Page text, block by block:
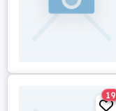
19